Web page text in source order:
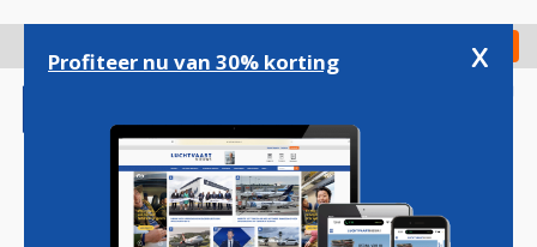
gaan
Check in
Profiteer nu van 30% korting x